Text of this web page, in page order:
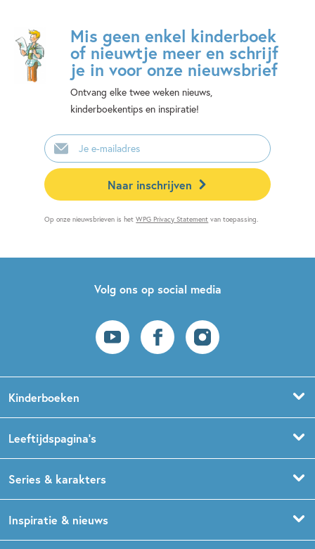
Mis geen enkel kinderboek
of nieuwtje meer en schrijf
je in voor onze nieuwsbrief
Ontvang elke twee weken nieuws,
kinderboekentips en inspiratie!
E-
mailadres
Naar inschrijven
Op onze nieuwsbrieven is hetWPG Privacy Statement van toepassing.
Volg ons op social media
Kinderboeken
Prentenboeken
Babyboeken
Leeftijdspagina’s
Boekentips 1,5 - 3 jaar
Series & karakters
Dog Man
Inspiratie & nieuws